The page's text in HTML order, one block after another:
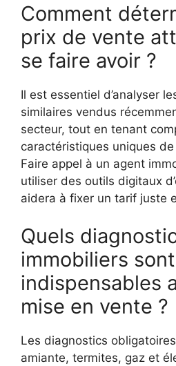
Comment
prix de vente
se faire avoir ?
Il est essentiel d’analyser
similaires vendus
secteur, tout en tenant
caractéristiques uniques
Faire appel à un agent
utiliser des outils digitaux
aidera à fixer un tarif juste
Quels
immobiliers sont
indispensables
mise en vente ?
Les diagnostics
amiante, termites, gaz et